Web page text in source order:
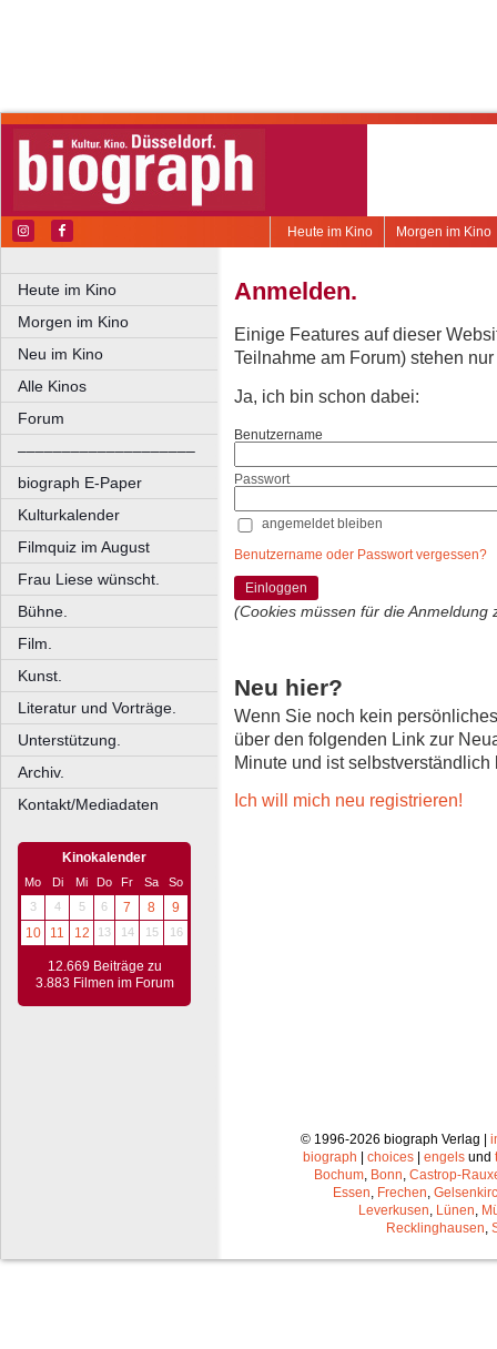
Morgen im Kino
Heute im Kino
Heute im Kino
Morgen im Kino
Neu im Kino
Alle Kinos
Forum
––––––––––––––––––––
biograph E-Paper
Kulturkalender
Filmquiz im August
Frau Liese wünscht.
Bühne.
Film.
Kunst.
Literatur und Vorträge.
Unterstützung.
Archiv.
Kontakt/Mediadaten
Kinokalender
Mo Di Mi Do Fr Sa
So
3
4 5 6 7 8
9
10
11 12 13 14 15 16
12.669 Beiträge zu
3.883 Filmen im Forum
Anmelden.
Einige Features auf dieser
Teilnahme am Forum) stehen
Ja, ich bin schon dabei:
Benutzername
Passwort
angemeldet bleiben
Benutzername oder Passwort vergessen?
Einloggen
(Cookies müssen für die Anmeldung
Neu hier?
Wenn Sie noch kein
über den folgenden Link zur
Minute und ist selbstverständlich
Ich will mich neu registrieren!
© 1996-2026 biograph Verlag |
biograph
choices engels und
Bochum, Bonn, Castrop-
Essen, Frechen,
Leverkusen, Lünen,
Recklinghausen,